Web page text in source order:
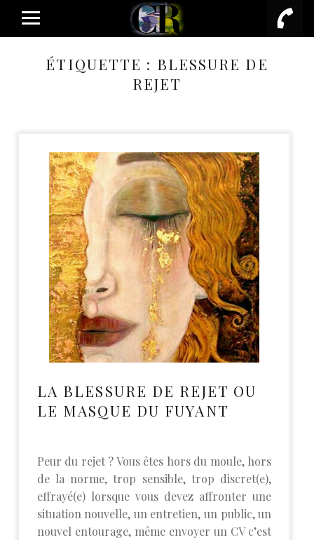
PRIMARY MENU
ÉTIQUETTE : BLESSURE DE
REJET
LA BLESSURE DE REJET OU
LE MASQUE DU FUYANT
Peur du rejet ? Vous êtes hors du moule, hors
de la norme, trop sensible, trop discret(e),
effrayé(e) lorsque vous devez affronter une
situation nouvelle, un entretien, un public, un
nouvel entourage, même envoyer un CV c’est